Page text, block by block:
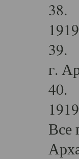
38.
39.
г.
40.
Все